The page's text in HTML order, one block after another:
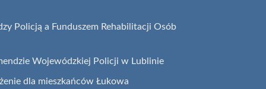
Policją a Funduszem Rehabilitacji Osób
Wojewódzkiej Policji w Lublinie
dla mieszkańców Łukowa